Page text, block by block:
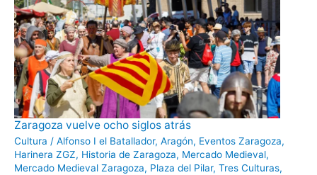
Zaragoza vuelve ocho siglos atrás
Cultura / Alfonso I el Batallador, Aragón, Eventos Zaragoza,
Harinera ZGZ, Historia de Zaragoza, Mercado Medieval,
Mercado Medieval Zaragoza, Plaza del Pilar, Tres Culturas,
Zaragoza
vuelve
ocho
siglos
atrás